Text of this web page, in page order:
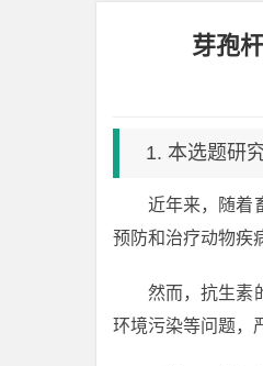
芽孢
1. 本选题研
近年来，随着
预防和治疗动物疾
然而，抗生素
环境污染等问题，